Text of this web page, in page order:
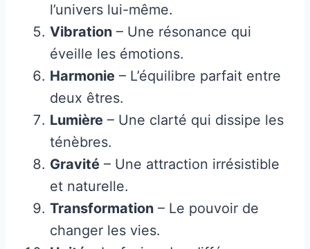
l’univers lui-même.
Vibration – Une résonance qui
éveille les émotions.
Harmonie – L’équilibre parfait entre
deux êtres.
Lumière – Une clarté qui dissipe les
ténèbres.
Gravité – Une attraction irrésistible
et naturelle.
Transformation – Le pouvoir de
changer les vies.